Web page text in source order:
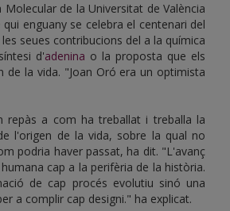
de la Universitat de València
qui enguany se celebra el centenari del
seues contribucions del a la química
d'adenina o la proposta que els
la vida. "Joan Oró era un optimista
repàs a com ha treballat i treballa la
l'origen de la vida, sobre la qual no
podria haver passat, ha dit. "L'avanç
cap a la perifèria de la història.
de cap procés evolutiu sinó una
a complir cap designi." ha explicat.